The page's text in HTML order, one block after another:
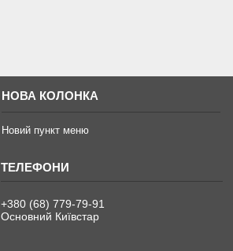
НОВА КОЛОНКА
Новий пункт меню
+380 (68) 779-79-91
Основний Київстар